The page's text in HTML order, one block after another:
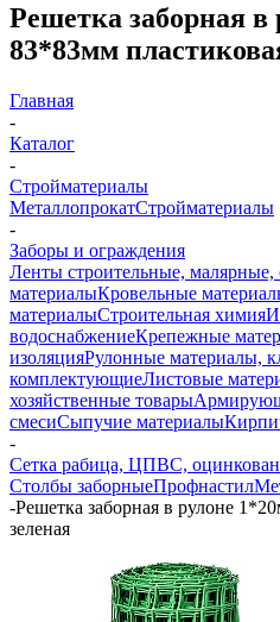
Решетка заборная в
83*83мм
Главная
-
Каталог
-
Стройматериалы
МеталлопрокатСтройматериалы
-
Заборы и ограждения
Ленты строительные,
материалыКровельные
материалыСтроительная химия
водоснабжениеКрепежные
изоляцияРулонные материалы,
комплектующиеЛистовые
хозяйственные товары
смесиСыпучие материалы
-
Сетка рабица, ЦПВС,
Столбы заборныеПрофнастил
-Решетка заборная в рулоне
зеленая